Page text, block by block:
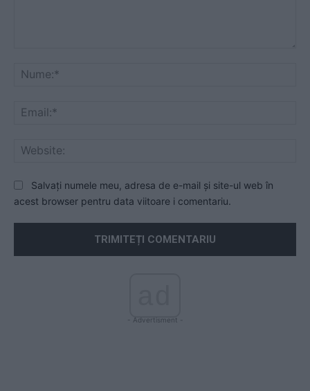
Salvați numele meu, adresa de e-mail și site-ul web în
acest browser pentru data viitoare i comentariu.
- Advertisment -